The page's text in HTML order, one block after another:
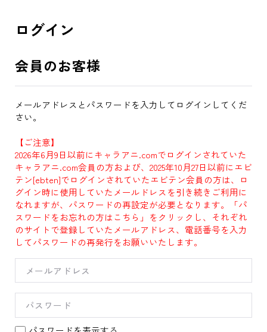
ログイン
会員のお客様
メールアドレスとパスワードを入力してログインしてくだ
さい。
【ご注意】
2026年6月9日以前にキャラアニ.comでログインされていた
キャラアニ.com会員の方および、2025年10月27日以前にエビ
テン[ebten]でログインされていたエビテン会員の方は、ロ
グイン時に使用していたメールドレスを引き続きご利用に
なれますが、パスワードの再設定が必要となります。「パ
スワードをお忘れの方はこちら」をクリックし、それぞれ
のサイトで登録していたメールアドレス、電話番号を入力
してパスワードの再発行をお願いいたします。